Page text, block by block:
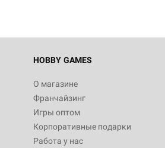
HOBBY GAMES
О магазине
Франчайзинг
Игры оптом
Корпоративные подарки
Работа у нас
Белая смерть
12 990
Настольная игра Hobby World
3 490